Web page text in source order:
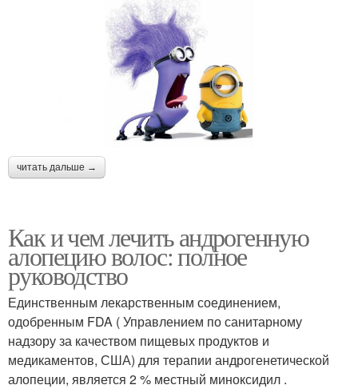
читать дальше →
Как и чем лечить андрогенную
алопецию волос: полное
руководство
Единственным лекарственным соединением,
одобренным FDA ( Управлением по санитарному
надзору за качеством пищевых продуктов и
медикаментов, США) для терапии андрогенетической
алопеции, является 2 % местный миноксидил .